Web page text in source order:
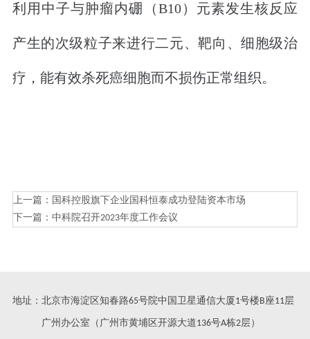
利用中子与肿瘤内硼（B10）元素发生核反应
产生的次级粒子来进行二元、靶向、细胞级治
疗，能有效杀死癌细胞而不损伤正常组织。
上一篇： 国科控股旗下企业国科恒泰成功登陆资本市场
下一篇： 中科院召开2023年度工作会议
地址：北京市海淀区知春路65号院中国卫星通信大厦1号楼B座11层
广州办公室（广州市黄埔区开源大道136号A栋2层）